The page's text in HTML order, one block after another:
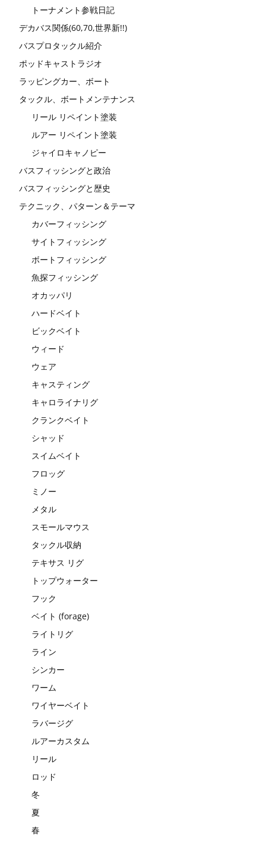
トーナメント参戦日記
デカバス関係(60,70,世界新!!)
バスプロタックル紹介
ポッドキャストラジオ
ラッピングカー、ボート
タックル、ボートメンテナンス
リール リペイント塗装
ルアー リペイント塗装
ジャイロキャノピー
バスフィッシングと政治
バスフィッシングと歴史
テクニック、パターン＆テーマ
カバーフィッシング
サイトフィッシング
ボートフィッシング
魚探フィッシング
オカッパリ
ハードベイト
ビックベイト
ウィード
ウェア
キャスティング
キャロライナリグ
クランクベイト
シャッド
スイムベイト
フロッグ
ミノー
メタル
スモールマウス
タックル収納
テキサス リグ
トップウォーター
フック
ベイト (forage)
ライトリグ
ライン
シンカー
ワーム
ワイヤーベイト
ラバージグ
ルアーカスタム
リール
ロッド
冬
夏
春